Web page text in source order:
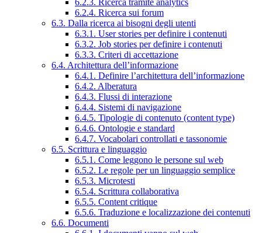
6.2.3. Ricerca tramite analytics
6.2.4. Ricerca sui forum
6.3. Dalla ricerca ai bisogni degli utenti
6.3.1. User stories per definire i contenuti
6.3.2. Job stories per definire i contenuti
6.3.3. Criteri di accettazione
6.4. Architettura dell’informazione
6.4.1. Definire l’architettura dell’informazione
6.4.2. Alberatura
6.4.3. Flussi di interazione
6.4.4. Sistemi di navigazione
6.4.5. Tipologie di contenuto (content type)
6.4.6. Ontologie e standard
6.4.7. Vocabolari controllati e tassonomie
6.5. Scrittura e linguaggio
6.5.1. Come leggono le persone sul web
6.5.2. Le regole per un linguaggio semplice
6.5.3. Microtesti
6.5.4. Scrittura collaborativa
6.5.5. Content critique
6.5.6. Traduzione e localizzazione dei contenuti
6.6. Documenti